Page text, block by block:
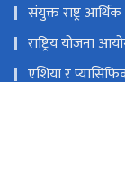
संयुक्त राष्ट्र
राष्ट्रिय योजना
एशिया र